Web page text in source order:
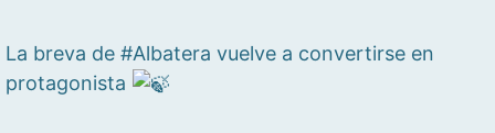
La breva de #Albatera vuelve a convertirse en
protagonista